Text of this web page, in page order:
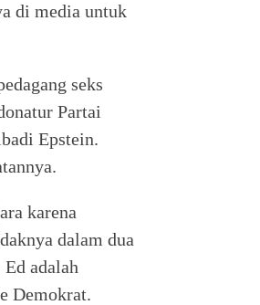
di media untuk
seks
Partai
Epstein.
karena
dalam dua
adalah
Demokrat.